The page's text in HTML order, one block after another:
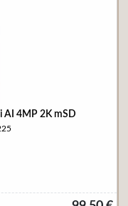
AI 4MP 2K mSD